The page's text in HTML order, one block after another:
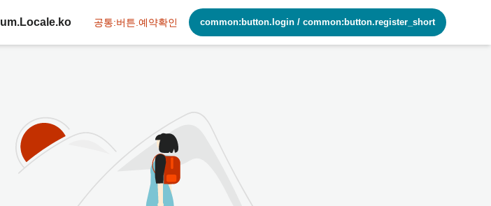
공통:버튼.예약확인 common:button.login / common:button.register_short